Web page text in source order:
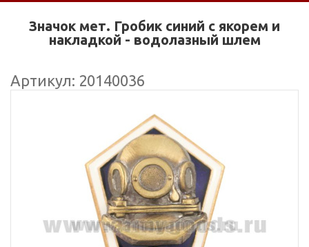
Значок мет. Гробик синий с якорем и
накладкой - водолазный шлем
Артикул: 20140036